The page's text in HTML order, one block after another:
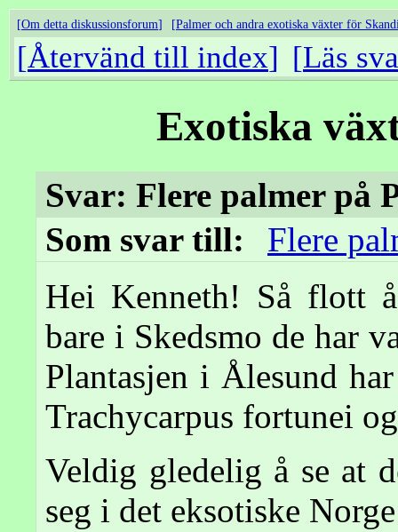
Om detta diskussionsforum Palmer och andra exotiska växter för
Återvänd till index Läs
Exotiska
Svar: Flere palmer på
Som svar till:
Flere
Hei Kenneth! Så flott
bare i Skedsmo de har
Plantasjen i Ålesund
Trachycarpus fortunei
Veldig gledelig å se at
seg i det eksotiske